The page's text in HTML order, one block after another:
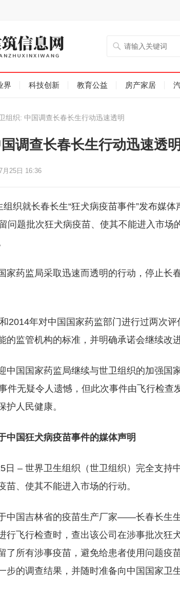
界 科技创新 教育公益 房产家居
组织: 中国调查长春长生行动迅速透明
调查长春长生行动迅速透明
月25日 16:36
织就长春长生“狂犬病疫苗事件”发布媒
问题批次狂犬病疫苗、使其不能进入市场
家药监局采取迅速而透明的行动，停止长
2014年对中国国家药监部门进行过两次
的监管机构的标准，并明确承诺会继续改进
中国国家药监局继续与世卫组织的加强国
件无疑令人遗憾，但此次事件由飞行检查
护人民健康。
中国狂犬病疫苗事件的媒体声明
日 – 世界卫生组织（世卫组织）完全支持
苗、使其不能进入市场的行动。
中国吉林省的疫苗生产厂家——长春长生
行飞行检查时，查出该公司在涉事批次狂
了所有涉事疫苗，避免给患者使用问题疫
步的调查结果，并随时准备向中国国家卫